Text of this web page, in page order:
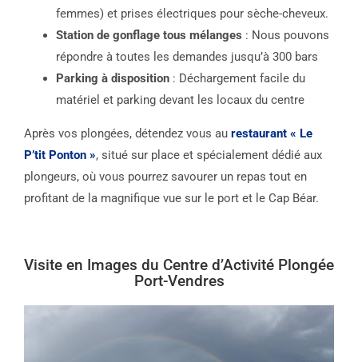
femmes) et prises électriques pour sèche-cheveux.
Station de gonflage tous mélanges : Nous pouvons
répondre à toutes les demandes jusqu’à 300 bars
Parking à disposition : Déchargement facile du
matériel et parking devant les locaux du centre
Après vos plongées, détendez vous au restaurant « Le
P’tit Ponton », situé sur place et spécialement dédié aux
plongeurs, où vous pourrez savourer un repas tout en
profitant de la magnifique vue sur le port et le Cap Béar.
Visite en Images du Centre d’Activité Plongée
Port-Vendres